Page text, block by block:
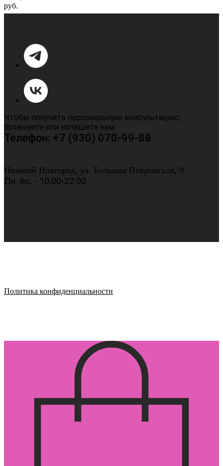
руб.
Чтобы получить персональную консультацию,
позвоните или напишите нам.
Телефон: +7 (930) 070-99-88
Нижний Новгород, ул. Большая Покровская, 9
Пн.-вс. - 10:00-22:00
Политика конфиденциальности